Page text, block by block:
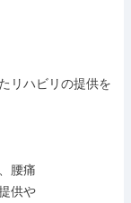
リハビリの提供を
腰痛
供や